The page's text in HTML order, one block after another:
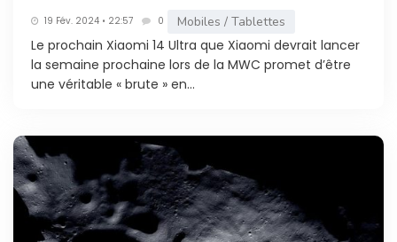
19 Fév. 2024 • 22:57 0 Mobiles / Tablettes
Le prochain Xiaomi 14 Ultra que Xiaomi devrait lancer
la semaine prochaine lors de la MWC promet d’être
une véritable « brute » en...